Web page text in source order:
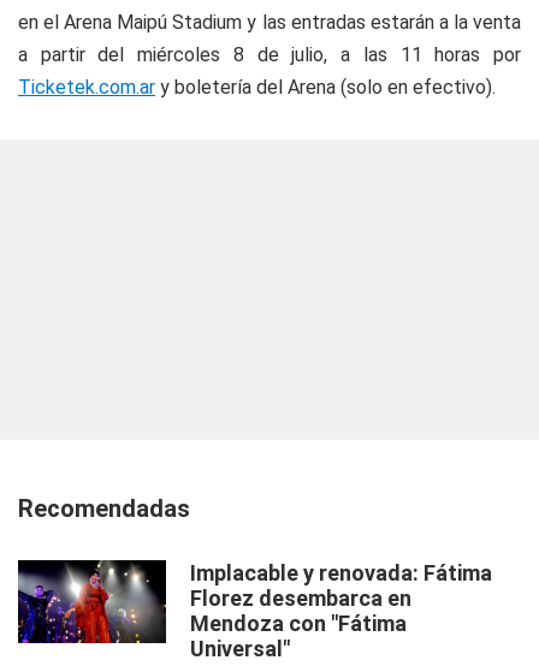
en el Arena Maipú Stadium y las entradas estarán a la venta
a partir del miércoles 8 de julio, a las 11 horas por
Ticketek.com.ar y boletería del Arena (solo en efectivo).
Recomendadas
Implacable y renovada: Fátima
Florez desembarca en
Mendoza con "Fátima
Universal"